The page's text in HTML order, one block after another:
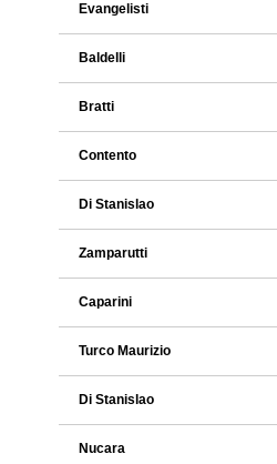
Evangelisti
Baldelli
Bratti
Contento
Di Stanislao
Zamparutti
Caparini
Turco Maurizio
Di Stanislao
Nucara